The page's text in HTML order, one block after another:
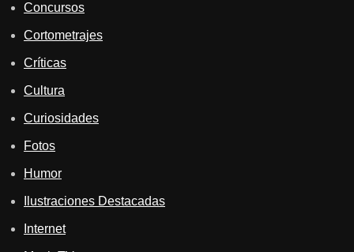
Concursos
Cortometrajes
Críticas
Cultura
Curiosidades
Fotos
Humor
Ilustraciones Destacadas
Internet